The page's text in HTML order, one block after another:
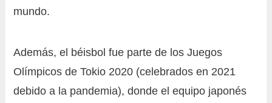
mundo.
Además, el béisbol fue parte de los Juegos
Olímpicos de Tokio 2020 (celebrados en 2021
debido a la pandemia), donde el equipo japonés